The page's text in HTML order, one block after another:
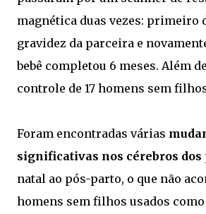
magnética duas vezes: primeiro
gravidez da parceira e
bebê completou 6 meses. Além
controle de 17 homens sem
Foram encontradas várias
significativas nos cérebros dos
natal ao pós-parto, o que não
homens sem filhos usados